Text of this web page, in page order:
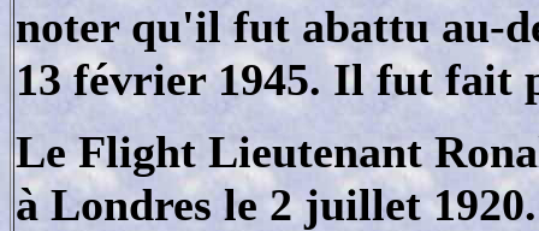
noter qu'il fut abattu au-
13 février 1945. Il fut fait
Le Flight Lieutenant
à Londres le 2 juillet